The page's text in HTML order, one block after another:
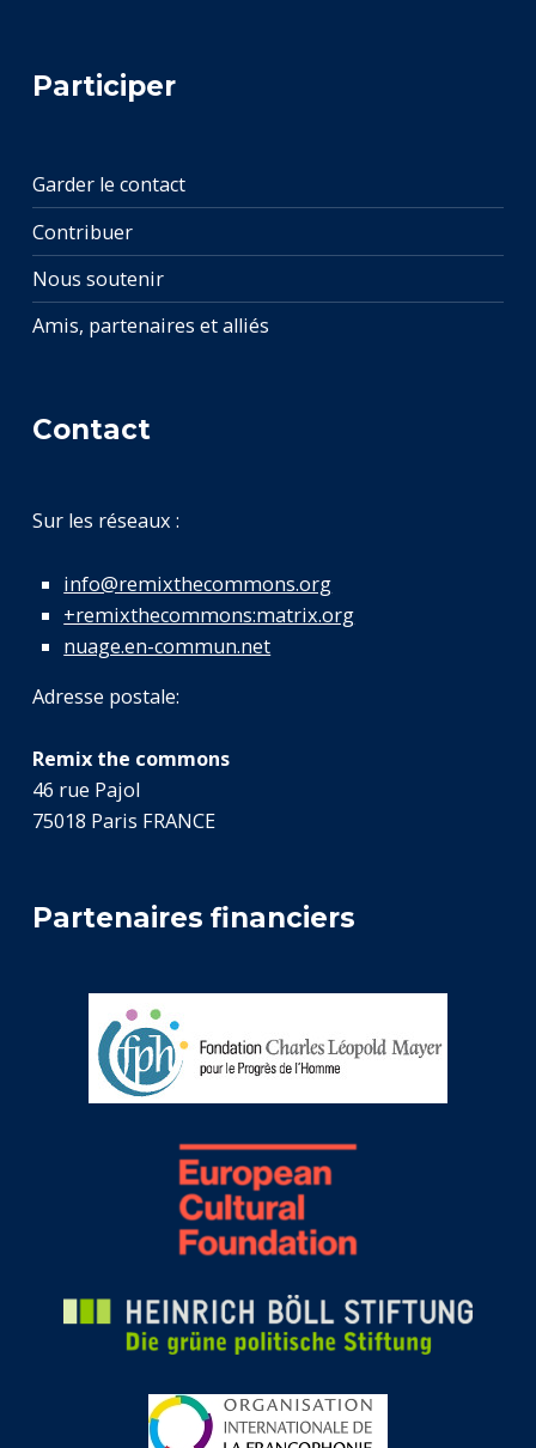
Participer
Garder le contact
Contribuer
Nous soutenir
Amis, partenaires et alliés
Contact
Sur les réseaux :
info@remixthecommons.org
+remixthecommons:matrix.org
nuage.en-commun.net
Adresse postale:
Remix the commons
46 rue Pajol
75018 Paris FRANCE
Partenaires financiers